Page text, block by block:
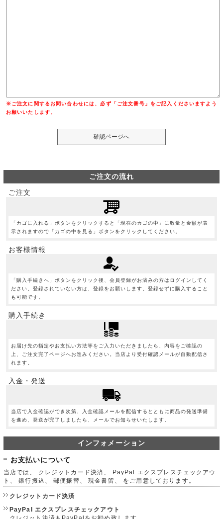
※ご注文に関するお問い合わせには、必ず「ご注文番号」をご記入くださいますよう
お願いいたします。
ご注文の流れ
ご注文
「カゴに入れる」ボタンをクリックすると「現在のカゴの中」に数量と金額が表
示されますので「カゴの中を見る」ボタンをクリックしてください。
お客様情報
「購入手続きへ」ボタンをクリック後、会員登録がお済みの方はログインしてく
ださい。登録されていない方は、登録をお願いします。登録せずに購入すること
も可能です。
購入手続き
お届け先の指定やお支払い方法等をご入力いただきましたら、内容をご確認の
上、ご注文完了ページへお進みください。当店より受付確認メールが自動配信さ
れます。
入金・発送
当店で入金確認ができ次第、入金確認メールを配信するとともに商品の発送準備
を進め、発送が完了しましたら、メールでお知らせいたします。
インフォメーション
お支払いについて
当店では、 クレジットカード決済、 PayPal エクスプレスチェックアウ
ト、 銀行振込、 郵便振替、 現金書留、 をご用意しております。
クレジットカード決済
PayPal エクスプレスチェックアウト